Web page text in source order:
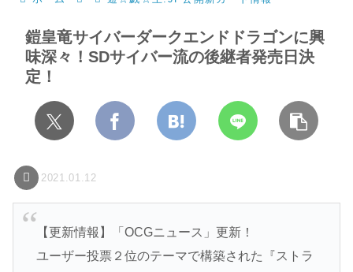
鎧皇竜サイバーダークエンドドラゴンに興
味深々！SDサイバー流の後継者発売日決
定！
2021.01.12
【更新情報】「OCGニュース」更新！
ユーザー投票２位のテーマで構築された『ストラ